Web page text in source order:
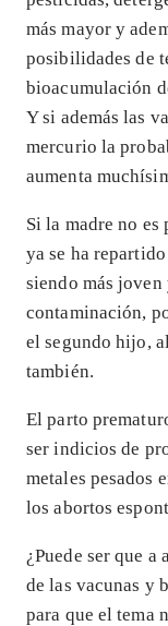
más mayor y
posibilidades de
bioacumulación
Y si además las
mercurio la
aumenta
Si la madre no es
ya se ha
siendo más joven
contaminación,
el segundo hijo,
también.
El parto
ser indicios de
metales pesados
los abortos
¿Puede ser que
de las vacunas y
para que el tema